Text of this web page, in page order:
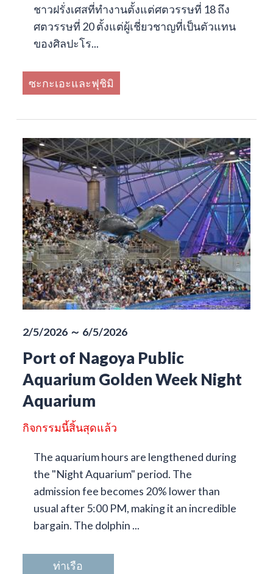
ชาวฝรั่งเศสที่ทำงานตั้งแต่ศตวรรษที่ 18 ถึง
ศตวรรษที่ 20 ตั้งแต่ผู้เชี่ยวชาญที่เป็นตัวแทน
ของศิลปะโร...
ซะกะเอะและฟุชิมิ
2/5/2026 ～ 6/5/2026
Port of Nagoya Public
Aquarium Golden Week Night
Aquarium
กิจกรรมนี้สิ้นสุดแล้ว
The aquarium hours are lengthened during
the "Night Aquarium" period. The
admission fee becomes 20% lower than
usual after 5:00 PM, making it an incredible
bargain. The dolphin ...
ท่าเรือ